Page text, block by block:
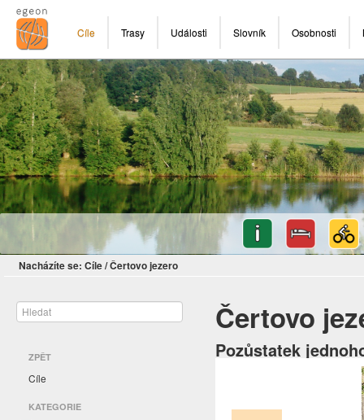
Cíle Trasy Události Slovník Osobnosti
Nacházíte se: Cíle/Čertovo jezero
ZPĚT
Cíle
KATEGORIE
Čertovo
Pozůstatek